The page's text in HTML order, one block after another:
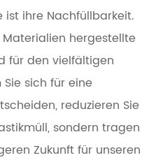
ihre Nachfüllbarkeit.
hergestellte
für den vielfältigen
sich für eine
reduzieren Sie
sondern tragen
Zukunft für unseren